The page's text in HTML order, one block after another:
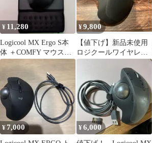
¥ 11,280
Logicool MX Ergo S本
体 ＋COMFY マウスパ
ッド
¥9,800
【値下げ】新品未使用
ロジクールワイヤレス
マウス 無線 MX ERGO
¥7,000 ¥6,000